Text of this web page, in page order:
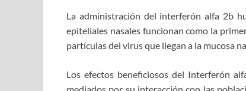
La administración del interferón alfa 2b
epiteliales nasales funcionan como la
partículas del virus que llegan a la mucosa
Los efectos beneficiosos del Interferón